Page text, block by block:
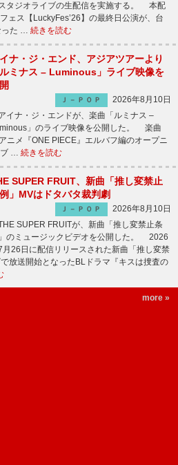
タジオライブの生配信を実施する。 本配
ェス【LuckyFes’26】の最終日公演が、台
った … 続きを読む
ナ・ジ・エンド、アジアツアーより
ルミナス – Luminous」ライブ映像を
Ｊ－ＰＯＰ
2026年8月10日
イナ・ジ・エンドが、楽曲「ルミナス –
」のライブ映像を公開した。 楽曲
ニメ『ONE PIECE』エルバフ編のオープニ
ブ … 続きを読む
SUPER FRUIT、新曲「推し変禁止
」MVはドタバタ裁判劇
Ｊ－ＰＯＰ
2026年8月10日
SUPER FRUITが、新曲「推し変禁止条
のミュージックビデオを公開した。 2026
月26日に配信リリースされた新曲「推し変禁
放送開始となったBLドラマ『キスは捜査の
more »